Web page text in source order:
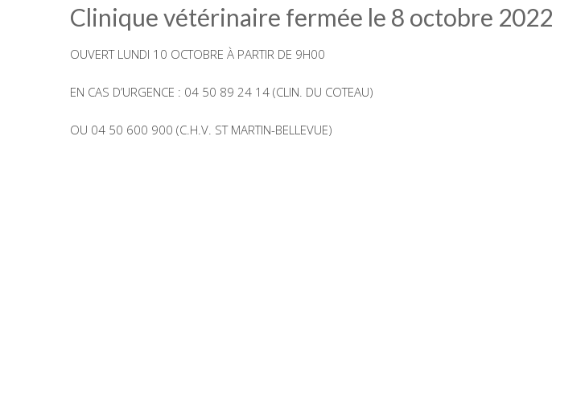
Clinique vétérinaire fermée le 8 octobre 2022
OUVERT LUNDI 10 OCTOBRE À PARTIR DE 9H00
EN CAS D’URGENCE : 04 50 89 24 14 (CLIN. DU COTEAU)
OU 04 50 600 900 (C.H.V. ST MARTIN-BELLEVUE)